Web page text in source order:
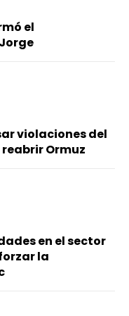
el
violaciones del
Ormuz
en el sector
la